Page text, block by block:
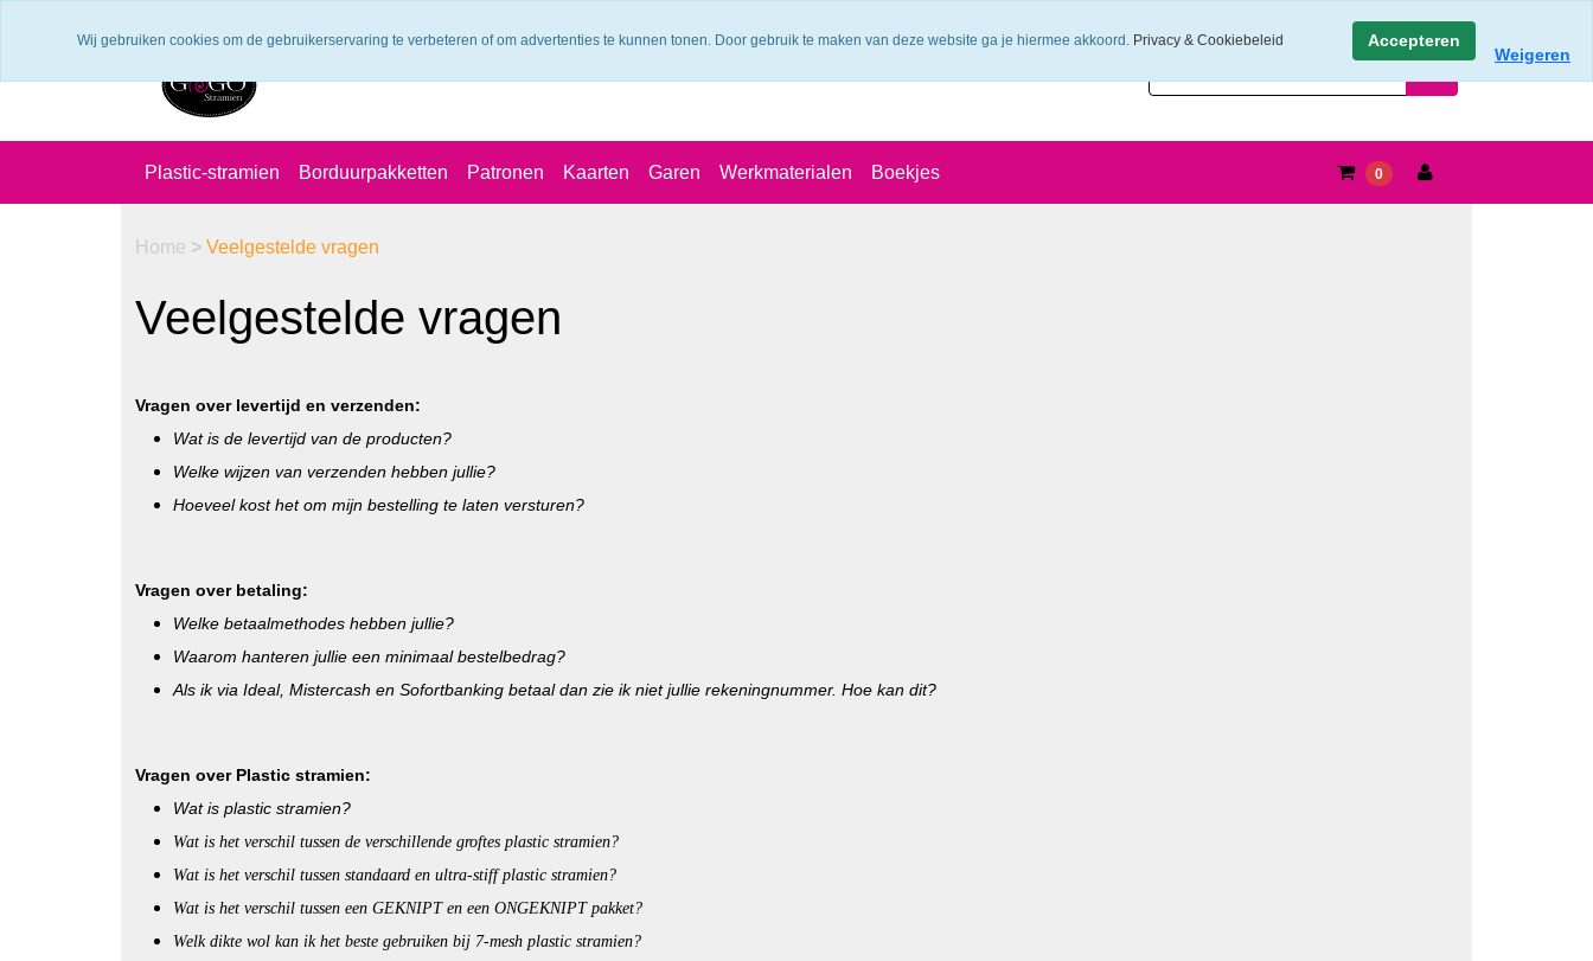
Plastic-stramien Borduurpakketten Patronen Kaarten Garen Werkmaterialen Boekjes 0
Home > Veelgestelde vragen
Veelgestelde vragen
Vragen over levertijd en verzenden:
Wat is de levertijd van de producten?
Welke wijzen van verzenden hebben jullie?
Hoeveel kost het om mijn bestelling te laten versturen?
Vragen over betaling:
Welke betaalmethodes hebben jullie?
Waarom hanteren jullie een minimaal bestelbedrag?
Als ik via Ideal, Mistercash en Sofortbanking betaal dan zie ik niet jullie rekeningnummer. Hoe kan dit?
Vragen over Plastic stramien:
Wat is plastic stramien?
Wat is het verschil tussen de verschillende groftes plastic stramien?
Wat is het verschil tussen standaard en ultra-stiff plastic stramien?
Wat is het verschil tussen een GEKNIPT en een ONGEKNIPT pakket?
Welk dikte wol kan ik het beste gebruiken bij 7-mesh plastic stramien?
Wij gebruiken cookies om de gebruikerservaring te verbeteren of om advertenties te kunnen tonen. Door gebruik te maken van deze website ga je hiermee akkoord. Privacy & Cookiebeleid Accepteren
Weigeren